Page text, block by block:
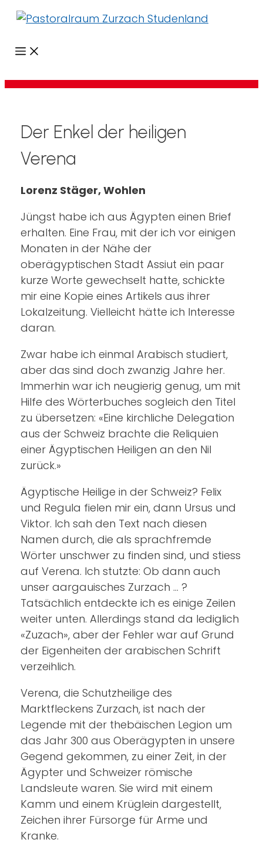
Der Enkel der heiligen
Verena
Lorenz Stäger, Wohlen
Jüngst habe ich aus Ägypten einen Brief
erhalten. Eine Frau, mit der ich vor einigen
Monaten in der Nähe der
oberägyptischen Stadt Assiut ein paar
kurze Worte gewechselt hatte, schickte
mir eine Kopie eines Artikels aus ihrer
Lokalzeitung. Vielleicht hätte ich Interesse
daran.
Zwar habe ich einmal Arabisch studiert,
aber das sind doch zwanzig Jahre her.
Immerhin war ich neugierig genug, um mit
Hilfe des Wörterbuches sogleich den Titel
zu übersetzen: «Eine kirchliche Delegation
aus der Schweiz brachte die Reliquien
einer Ägyptischen Heiligen an den Nil
zurück.»
Ägyptische Heilige in der Schweiz? Felix
und Regula fielen mir ein, dann Ursus und
Viktor. Ich sah den Text nach diesen
Namen durch, die als sprachfremde
Wörter unschwer zu finden sind, und stiess
auf Verena. Ich stutzte: Ob dann auch
unser aargauisches Zurzach … ?
Tatsächlich entdeckte ich es einige Zeilen
weiter unten. Allerdings stand da lediglich
«Zuzach», aber der Fehler war auf Grund
der Eigenheiten der arabischen Schrift
verzeihlich.
Verena, die Schutzheilige des
Marktfleckens Zurzach, ist nach der
Legende mit der thebäischen Legion um
das Jahr 300 aus Oberägypten in unsere
Gegend gekommen, zu einer Zeit, in der
Ägypter und Schweizer römische
Landsleute waren. Sie wird mit einem
Kamm und einem Krüglein dargestellt,
Zeichen ihrer Fürsorge für Arme und
Kranke.